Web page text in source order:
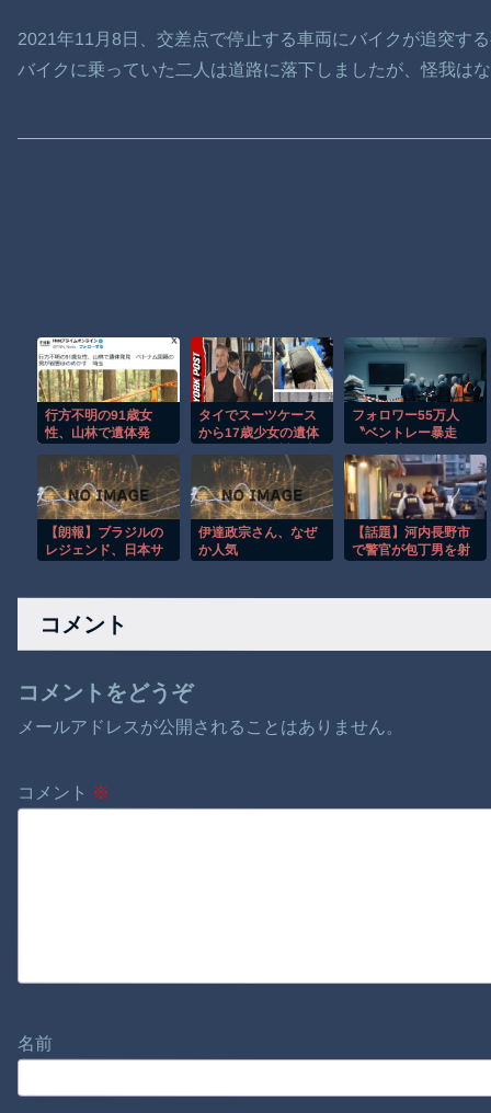
2021年11月8日、交差点で停止する車両にバイクが追突す
バイクに乗っていた二人は道路に落下しましたが、怪我は
行方不明の91歳女
性、山林で遺体発
男が殺害ほのめか
す 埼玉
タイでスーツケース
から17歳少女の遺体
客を逮捕。
フォロワー55万人
〝ベントレー暴走
りのセレブ生活 ふざ
けた供述に怒りの声
【朗報】ブラジルの
レジェンド、日本サ
力を持っている」
伊達政宗さん、なぜ
か人気
【話題】河内長野市
で警官が包丁男を射
コメント
コメントをどうぞ
メールアドレスが公開されることはありません。
コメント ※
名前